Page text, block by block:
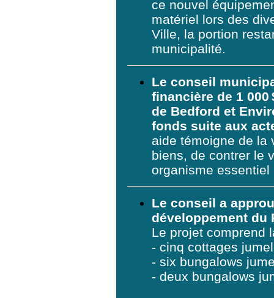
ce nouvel
matériel lors des
Ville, la portion
municipalité.
Le conseil
financière de 1
de Bedford et
fonds suite aux
aide témoigne de la
biens, de contrer le
organisme
Le conseil a
développement du
Le projet comprend
- cinq cottages
- six bungalows
- deux bungalows